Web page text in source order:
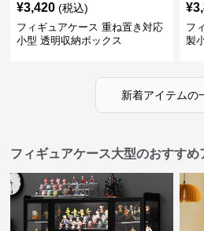
¥3,420 (税込)
フィギュアケース 重ね置き対応
小型 透明収納ボックス
¥
フ
製
新着アイテムの
フィギュアケース大型のおすすめ